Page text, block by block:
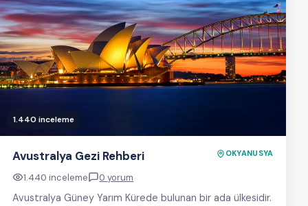
1.440 inceleme
Avustralya Gezi Rehberi OKYANUSYA
1.440 inceleme 0 yorum
Avustralya Güney Yarım Kürede bulunan bir ada ülkesidir.